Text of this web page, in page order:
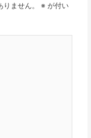
ません。 ※ が付い